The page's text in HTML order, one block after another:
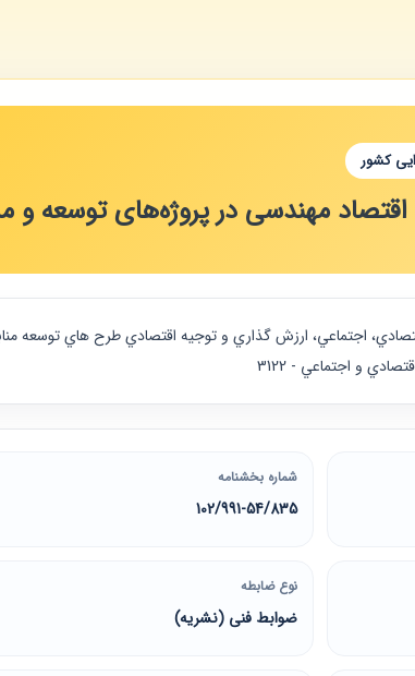
کشور
اقتصاد مهندسی در پروژه‌های توسعه و
و اجتماعي - 3122
شماره بخشنامه
102/991-54/835
نوع ضابطه
ضوابط فنی (نشریه)